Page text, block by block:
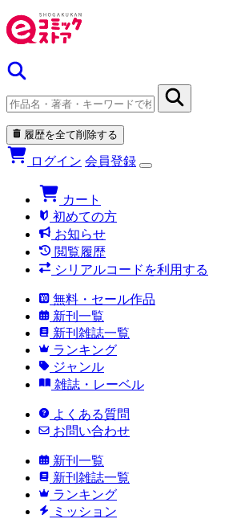
履歴を全て削除する
ログイン 会員登録
カート
初めての方
お知らせ
閲覧履歴
シリアルコードを利用する
無料・セール作品
新刊一覧
新刊雑誌一覧
ランキング
ジャンル
雑誌・レーベル
よくある質問
お問い合わせ
新刊一覧
新刊雑誌一覧
ランキング
ミッション